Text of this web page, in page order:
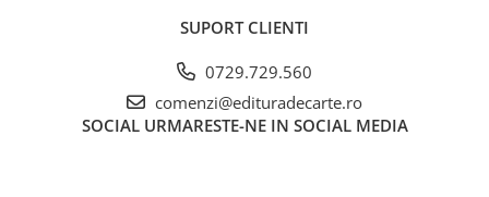
SUPORT CLIENTI
0729.729.560
comenzi@edituradecarte.ro
SOCIAL URMARESTE-NE IN SOCIAL MEDIA